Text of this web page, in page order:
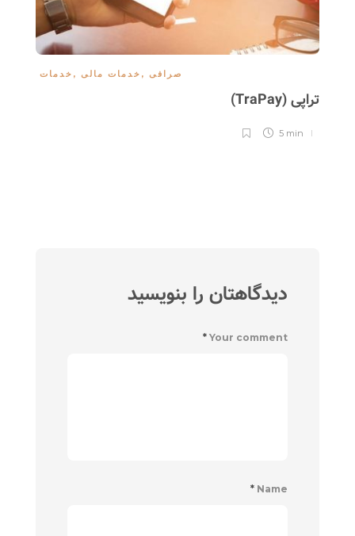
خدمات , خدمات مالی , صرافی
تراپی (TraPay)
5 min
دیدگاهتان را بنویسید
Your comment
*
Name
*